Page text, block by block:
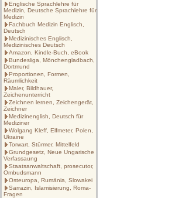
Englische Sprachlehre für
Medizin, Deutsche Sprachlehre für
Medizin
Fachbuch Medizin Englisch,
Deutsch
Medizinisches Englisch,
Medizinisches Deutsch
Amazon, Kindle-Buch, eBook
Bundesliga, Mönchengladbach,
Dortmund
Proportionen, Formen,
Räumlichkeit
Maler, Bildhauer,
Zeichenunterricht
Zeichnen lernen, Zeichengerät,
Zeichner
Medizinenglish, Deutsch für
Mediziner
Wolgang Kleff, Elfmeter, Polen,
Ukraine
Torwart, Stürmer, Mittelfeld
Grundgesetz, Neue Ungarische
Verfassaung
Staatsanwaltschaft, prosecutor,
Ombudsmann
Osteuropa, Rumänia, Slowakei
Sarrazin, Islamisierung, Roma-
Fragen